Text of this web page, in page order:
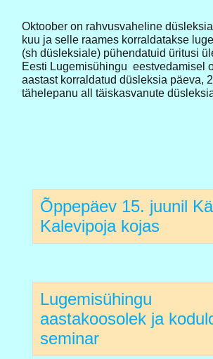
Oktoober on rahvusvaheline
kuu ja selle raames korraldatakse
(sh düsleksiale) pühendatuid üritusi
Eesti Lugemisühingu eestvedamisel
aastast korraldatud düsleksia päeva,
tähelepanu all täiskasvanute
Õppepäev 15. juunil
Kalevipoja kojas
Lugemisühingu
aastakoosolek ja
seminar